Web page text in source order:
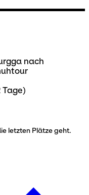
nach
Tage)
letzten Plätze geht.